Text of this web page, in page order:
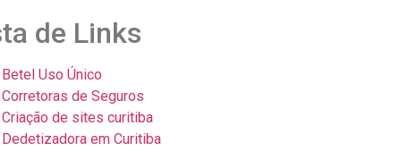
de Links
Betel Uso Único
Corretoras de Seguros
Criação de sites curitiba
Dedetizadora em Curitiba